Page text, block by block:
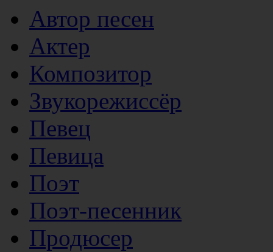
Автор песен
Актер
Композитор
Звукорежиссёр
Певец
Певица
Поэт
Поэт-песенник
Продюсер